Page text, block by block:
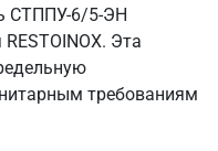
СТППУ-6/5-ЭН
Эта
требованиям